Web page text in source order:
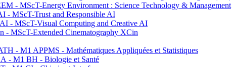
- MScT-Energy Environment : Science Technology & Management
- MScT-Trust and Responsible AI
- MScT-Visual Computing and Creative AI
- MScT-Extended Cinematography XCin
- M1 APPMS - Mathématiques Appliquées et Statistiques
- M1 BH - Biologie et Santé